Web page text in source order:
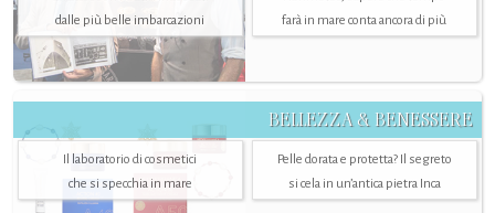
dalle più belle imbarcazioni
farà in mare conta ancora di più
BELLEZZA & BENESSERE
Il laboratorio di cosmetici
che si specchia in mare
Pelle dorata e protetta? Il segreto
si cela in un’antica pietra Inca